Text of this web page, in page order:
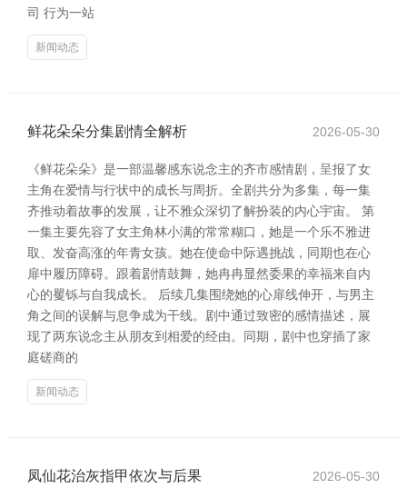
司 行为一站
新闻动态
鲜花朵朵分集剧情全解析 2026-05-30
《鲜花朵朵》是一部温馨感东说念主的齐市感情剧，呈报了女
主角在爱情与行状中的成长与周折。全剧共分为多集，每一集
齐推动着故事的发展，让不雅众深切了解扮装的内心宇宙。 第
一集主要先容了女主角林小满的常常糊口，她是一个乐不雅进
取、发奋高涨的年青女孩。她在使命中际遇挑战，同期也在心
扉中履历障碍。跟着剧情鼓舞，她冉冉显然委果的幸福来自内
心的矍铄与自我成长。 后续几集围绕她的心扉线伸开，与男主
角之间的误解与息争成为干线。剧中通过致密的感情描述，展
现了两东说念主从朋友到相爱的经由。同期，剧中也穿插了家
庭磋商的
新闻动态
凤仙花治灰指甲依次与后果 2026-05-30